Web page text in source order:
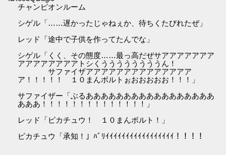
チャンピオンルーム
シゲル「……遅かったじゃねぇか、待ちくたびれたぜ」
レッド「途中で子供を作ってたんでな」
シゲル「くく、その態度……最っ高だぜサアアアアアアア
アアアアアアアアトシくううううううううん！
サファイザアアアアアアアアアアアアアア
ア！！！！！ １０まんボルトぉおおおおお！！！」
サファイザー「ぶるあああああああああああああああああ
あああ！！！！！！！！！！！！！！」
レッド「ピカチュウ！ １０まんボルト！」
ピカチュウ「承知！」ﾊﾞﾘｲｲｲｲｲｲｲｲｲｲｲｲｲｲｲｲｲ！！！！